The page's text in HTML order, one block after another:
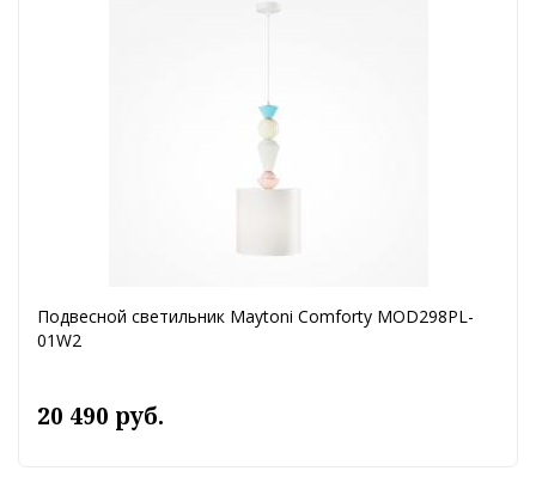
Подвесной светильник Maytoni Comforty MOD298PL-
01W2
20 490 руб.